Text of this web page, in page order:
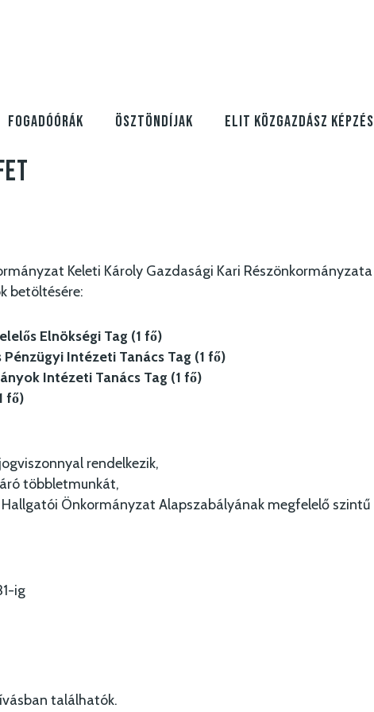
FOGADÓÓRÁK ÖSZTÖNDÍJAK ELIT KÖZGAZDÁSZ KÉPZÉS
Keleti Károly Gazdasági Kari Részönkormányzata
betöltésére:
Elnökségi Tag (1 fő)
Intézeti Tanács Tag (1 fő)
Intézeti Tanács Tag (1 fő)
fő)
rendelkezik,
többletmunkát,
Önkormányzat Alapszabályának megfelelő szintű
ig
találhatók.